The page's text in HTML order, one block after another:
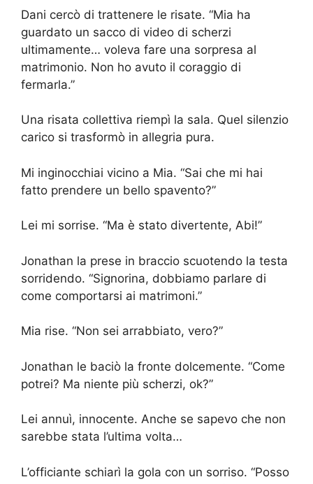
Dani cercò di trattenere le risate. “Mia ha
guardato un sacco di video di scherzi
ultimamente… voleva fare una sorpresa al
matrimonio. Non ho avuto il coraggio di
fermarla.”
Una risata collettiva riempì la sala. Quel silenzio
carico si trasformò in allegria pura.
Mi inginocchiai vicino a Mia. “Sai che mi hai
fatto prendere un bello spavento?”
Lei mi sorrise. “Ma è stato divertente, Abi!”
Jonathan la prese in braccio scuotendo la testa
sorridendo. “Signorina, dobbiamo parlare di
come comportarsi ai matrimoni.”
Mia rise. “Non sei arrabbiato, vero?”
Jonathan le baciò la fronte dolcemente. “Come
potrei? Ma niente più scherzi, ok?”
Lei annuì, innocente. Anche se sapevo che non
sarebbe stata l’ultima volta…
L’officiante schiarì la gola con un sorriso. “Posso